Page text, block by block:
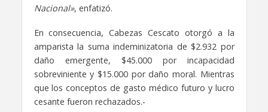
Nacional», enfatizó.
En consecuencia, Cabezas Cescato otorgó a la
amparista la suma indeminizatoria de $2.932 por
daño emergente, $45.000 por incapacidad
sobreviniente y $15.000 por daño moral. Mientras
que los conceptos de gasto médico futuro y lucro
cesante fueron rechazados.-